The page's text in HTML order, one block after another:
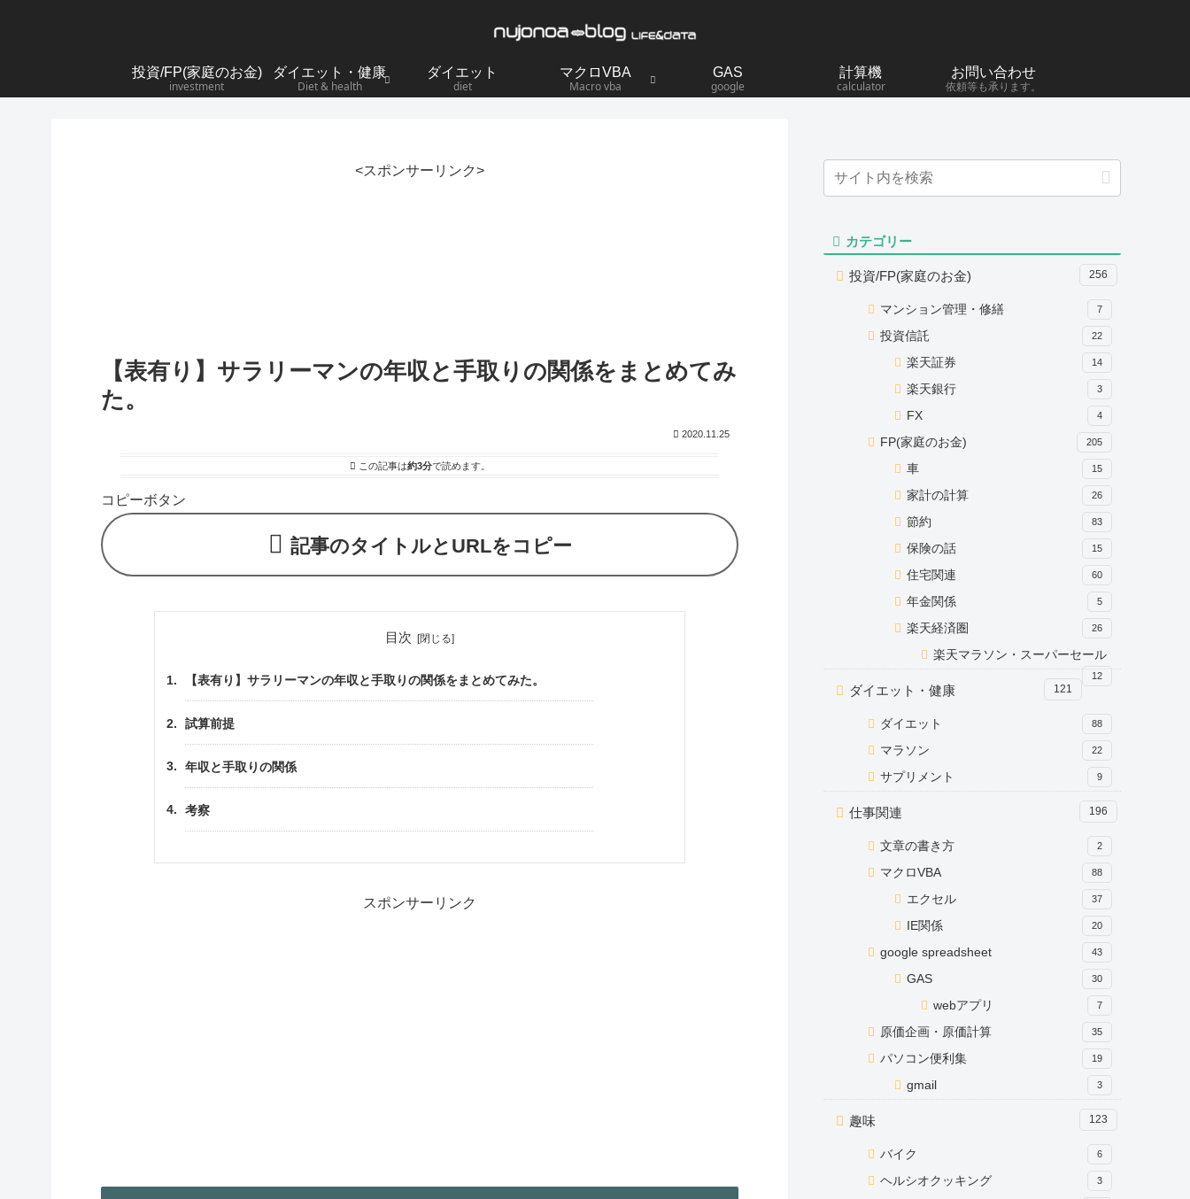
投資/FP(家庭のお金)
investment
ダイエット・健康
Diet & health
ダイエット
diet
マクロVBA
Macro vba
GAS
google
計算機
calculator
お問い合わせ
依頼等も承ります。
<スポンサーリンク>
【表有り】サラリーマンの年収と手取りの関係をまとめてみ
た。
2020.11.25
この記事は約3分で読めます。
コピーボタン
記事のタイトルとURLをコピー
目次
【表有り】サラリーマンの年収と手取りの関係をまとめてみた。
試算前提
年収と手取りの関係
考察
スポンサーリンク
カテゴリー
投資/FP(家庭のお金) 256
マンション管理・修繕 7
投資信託 22
楽天証券 14
楽天銀行 3
FX 4
FP(家庭のお金) 205
車 15
家計の計算 26
節約 83
保険の話 15
住宅関連 60
年金関係 5
楽天経済圏 26
楽天マラソン・スーパーセール
12
ダイエット・健康 121
ダイエット 88
マラソン 22
サプリメント 9
仕事関連 196
文章の書き方 2
マクロVBA 88
エクセル 37
IE関係 20
google spreadsheet 43
GAS 30
webアプリ 7
原価企画・原価計算 35
パソコン便利集 19
gmail 3
趣味 123
バイク 6
ヘルシオクッキング 3